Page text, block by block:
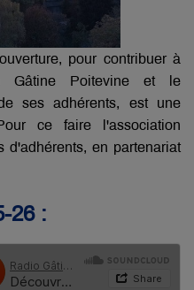
pour contribuer à
Gâtine Poitevine et le
ses adhérents, est une
ce faire l'association
d'adhérents, en partenariat
26 :